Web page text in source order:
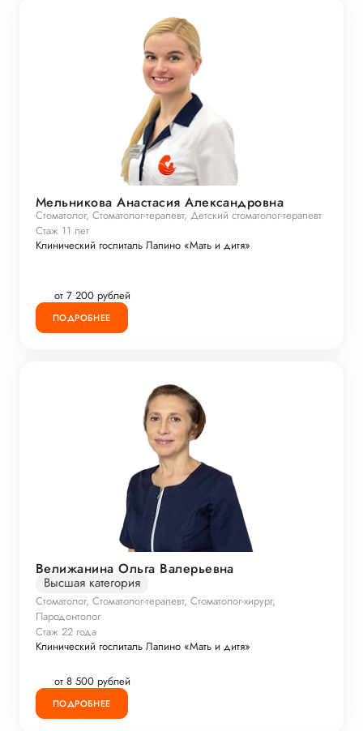
Мельникова Анастасия Александровна
Стоматолог, Стоматолог-терапевт, Детский стоматолог-терапевт
Стаж 11 лет
Клинический госпиталь Лапино «Мать и дитя»
от 7 200 рублей
ПОДРОБНЕЕ
Велижанина Ольга Валерьевна
Высшая категория
Стоматолог, Стоматолог-терапевт, Стоматолог-хирург,
Пародонтолог
Стаж 22 года
Клинический госпиталь Лапино «Мать и дитя»
от 8 500 рублей
ПОДРОБНЕЕ